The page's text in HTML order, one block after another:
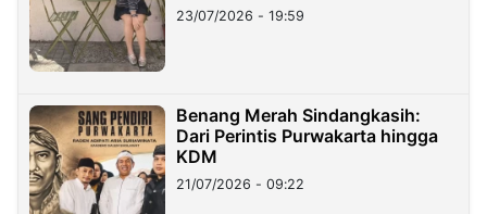
23/07/2026 - 19:59
Benang Merah Sindangkasih:
Dari Perintis Purwakarta hingga
KDM
21/07/2026 - 09:22